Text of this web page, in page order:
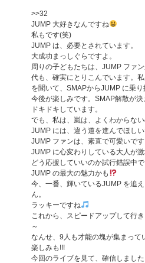
>>32
JUMP 大好きなんですね
私もです(笑)
JUMP は、必要とされています。
大成功まっしぐらですよ。
周りの子どもたちは、JUMP ファ
代も、確実にとりこんでいます。
を聞いて、SMAPからJUMP に乗
今後が楽しみです。SMAP解散が
ドキドキしています。
でも、私は、嵐は、よくわからない
JUMP には、違う道を進んでほし
JUMP ファンは、素直で可愛いです
JUMP に心変わりしている大人が激
どう応援していいのか試行錯誤中
JUMP の最大の魅力かも
今、一番、輝いているJUMP を追
ん。
ラッキーですね
これから、スピードアップして行
～
なんせ、9人も才能の塊が集まって
楽しみも!!!
今回のライブを見て、確信しました